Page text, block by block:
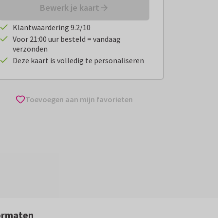
Bewerk je kaart
Klantwaardering 9.2/10
Voor 21:00 uur besteld = vandaag
verzonden
Deze kaart is volledig te personaliseren
Toevoegen aan mijn favorieten